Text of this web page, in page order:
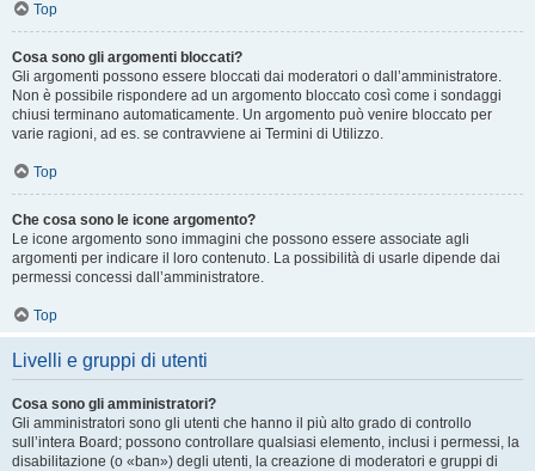
Top
Cosa sono gli argomenti bloccati?
Gli argomenti possono essere bloccati dai moderatori o dall’amministratore.
Non è possibile rispondere ad un argomento bloccato così come i sondaggi
chiusi terminano automaticamente. Un argomento può venire bloccato per
varie ragioni, ad es. se contravviene ai Termini di Utilizzo.
Top
Che cosa sono le icone argomento?
Le icone argomento sono immagini che possono essere associate agli
argomenti per indicare il loro contenuto. La possibilità di usarle dipende dai
permessi concessi dall’amministratore.
Top
Livelli e gruppi di utenti
Cosa sono gli amministratori?
Gli amministratori sono gli utenti che hanno il più alto grado di controllo
sull’intera Board; possono controllare qualsiasi elemento, inclusi i permessi, la
disabilitazione (o «ban») degli utenti, la creazione di moderatori e gruppi di